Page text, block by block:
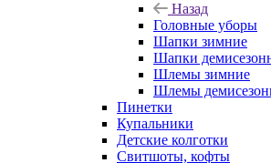
Назад
Головные уборы
Шапки зимние
Шапки
Шлемы зимние
Шлемы
Пинетки
Купальники
Детские колготки
Свитшоты, кофты